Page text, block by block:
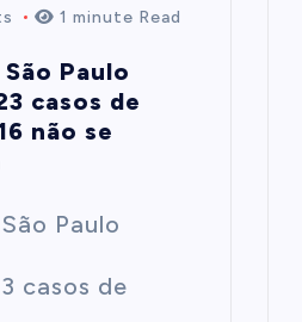
1 minute Read
Paulo
casos de
não se
Paulo
casos de